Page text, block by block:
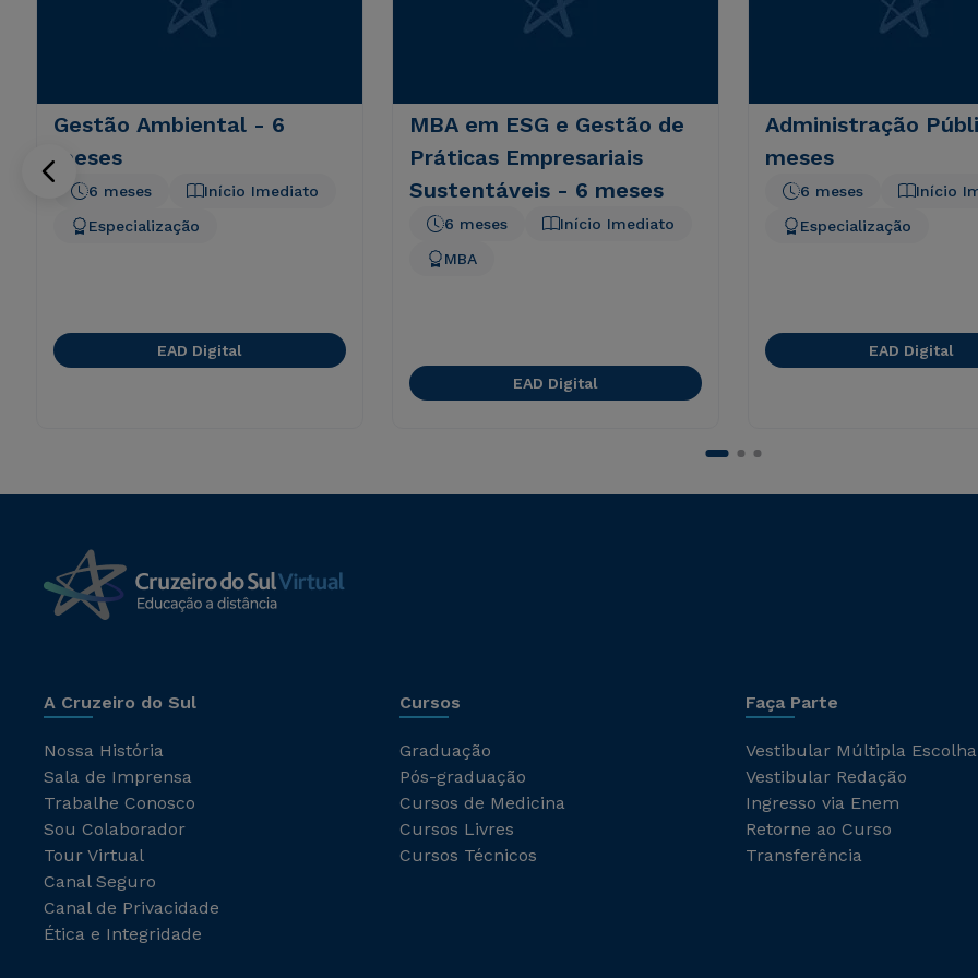
Gestão Ambiental - 6
meses
Início Imediato
6 meses
Especialização
EAD Digital
MBA em ESG e Gestão de
Práticas Empresariais
Sustentáveis - 6 meses
Início Imediato
6 meses
MBA
EAD Digital
Administração
meses
Início
6 meses
Especialização
EAD Digital
A Cruzeiro do Sul
Nossa História
Sala de Imprensa
Trabalhe Conosco
Sou Colaborador
Tour Virtual
Canal Seguro
Canal de Privacidade
Ética e Integridade
Cursos
Graduação
Pós-graduação
Cursos de Medicina
Cursos Livres
Cursos Técnicos
Faça Parte
Vestibular Múltipla Escolha
Vestibular Redação
Ingresso via Enem
Retorne ao Curso
Transferência